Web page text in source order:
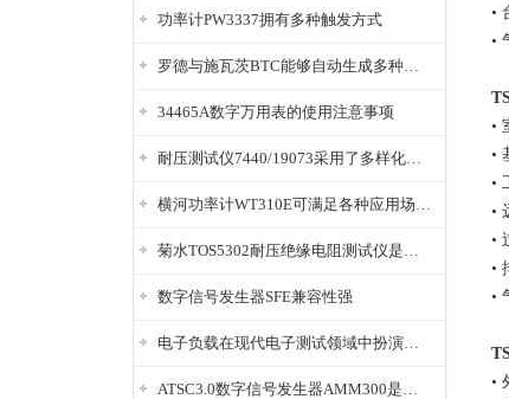
功率计PW3337拥有多种触发方式
罗德与施瓦茨BTC能够自动生成多种音视频信号
34465A数字万用表的使用注意事项
耐压测试仪7440/19073采用了多样化的功能设计
横河功率计WT310E可满足各种应用场景的需求
菊水TOS5302耐压绝缘电阻测试仪是种重要的电气安全检测设备
数字信号发生器SFE兼容性强
电子负载在现代电子测试领域中扮演着重要的角色
ATSC3.0数字信号发生器AMM300是能够产生各种数字信号的电子设备
•
•
•
•
•
•
•
•
•
•